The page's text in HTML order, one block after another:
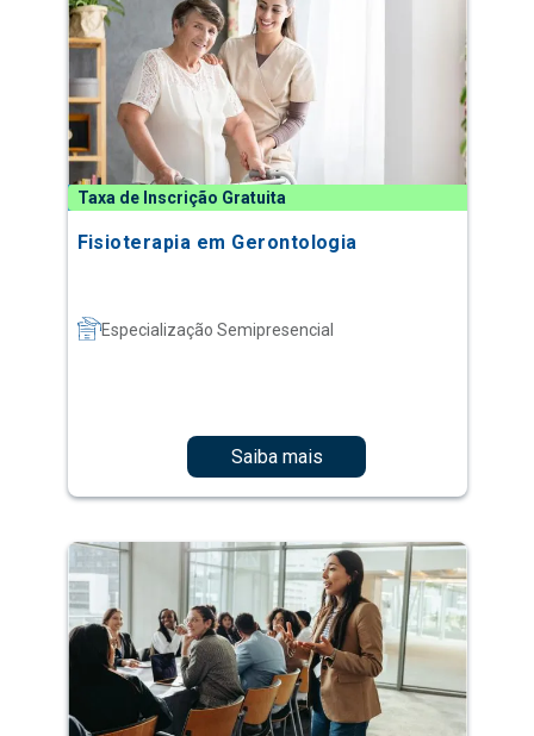
Taxa de Inscrição Gratuita
Fisioterapia em Gerontologia
Especialização Semipresencial
Saiba mais